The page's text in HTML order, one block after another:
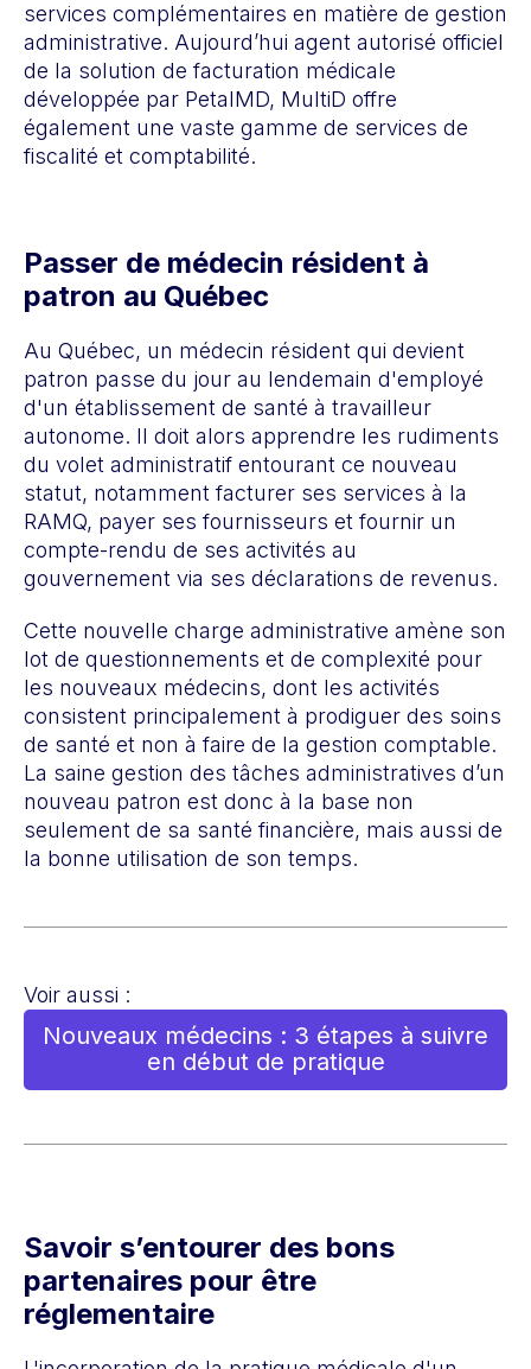
services complémentaires en matière de gestion
administrative. Aujourd’hui agent autorisé officiel
de la solution de facturation médicale
développée par PetalMD, MultiD offre
également une vaste gamme de services de
fiscalité et comptabilité.
Passer de médecin résident à
patron au Québec
Au Québec, un médecin résident qui devient
patron passe du jour au lendemain d'employé
d'un établissement de santé à travailleur
autonome. Il doit alors apprendre les rudiments
du volet administratif entourant ce nouveau
statut, notamment facturer ses services à la
RAMQ, payer ses fournisseurs et fournir un
compte-rendu de ses activités au
gouvernement via ses déclarations de revenus.
Cette nouvelle charge administrative amène son
lot de questionnements et de complexité pour
les nouveaux médecins, dont les activités
consistent principalement à prodiguer des soins
de santé et non à faire de la gestion comptable.
La saine gestion des tâches administratives d’un
nouveau patron est donc à la base non
seulement de sa santé financière, mais aussi de
la bonne utilisation de son temps.
Voir aussi :
Nouveaux médecins : 3 étapes à suivre
en début de pratique
Savoir s’entourer des bons
partenaires pour être
réglementaire